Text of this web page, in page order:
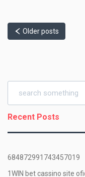
Older posts
Recent Posts
684872991743457019
1WIN bet cassino site